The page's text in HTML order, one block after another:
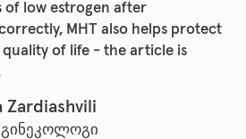
of low estrogen after
MHT also helps protect
quality of life - the article is
Zardiashvili
გინეკოლოგი